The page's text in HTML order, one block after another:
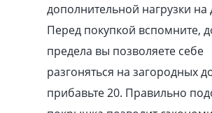
дополнительной нагрузки на
Перед покупкой вспомните,
предела вы позволяете себе
разгоняться на загородных
прибавьте 20. Правильно